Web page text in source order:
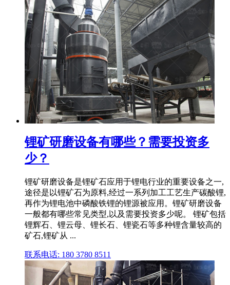
锂矿研磨设备有哪些？需要投资多
少？
锂矿研磨设备是锂矿石应用于锂电行业的重要设备之一,
途径是以锂矿石为原料,经过一系列加工工艺生产碳酸锂,
再作为锂电池中磷酸铁锂的锂源被应用。锂矿研磨设备
一般都有哪些常见类型,以及需要投资多少呢。 锂矿包括
锂辉石、锂云母、锂长石、锂瓷石等多种锂含量较高的
矿石,锂矿从 ...
联系电话: 180 3780 8511